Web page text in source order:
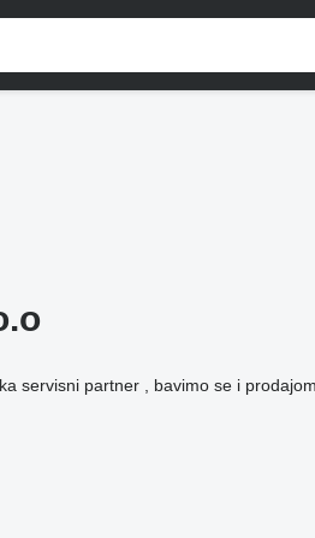
servisni partner , bavimo se i